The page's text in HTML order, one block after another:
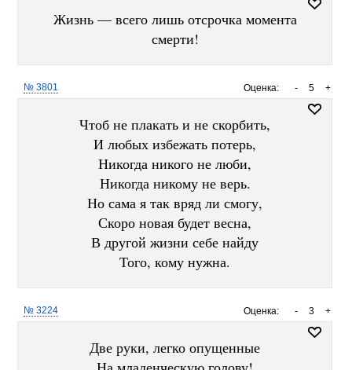
Жизнь — всего лишь отсрочка момента
смерти!
Оценка: +
5
-
№ 3801
Чтоб не плакать и не скорбить,
И любых избежать потерь,
Никогда никого не люби,
Никогда никому не верь.
Но сама я так вряд ли смогу,
Скоро новая будет весна,
В другой жизни себе найду
Того, кому нужна.
Оценка: +
3
-
№ 3224
Две руки, легко опущенные